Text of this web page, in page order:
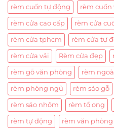
rèm cuốn tự động rèm cuốn
rèm cửa cao cấp rèm cửa
rèm cửa tphcm rèm cửa tự
rèm cửa vải Rèm cửa đẹp
rèm gỗ văn phòng rèm
rèm phòng ngủ rèm sáo gỗ
rèm sáo nhôm rèm tổ ong
rèm tự động rèm văn phòng